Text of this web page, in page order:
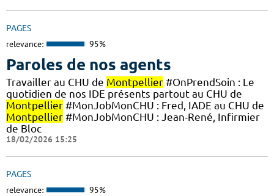
PAGES
relevance: 95%
Paroles de nos agents
Travailler au CHU de Montpellier #OnPrendSoin : Le
quotidien de nos IDE présents partout au CHU de
Montpellier #MonJobMonCHU : Fred, IADE au CHU de
Montpellier #MonJobMonCHU : Jean-René, Infirmier
de Bloc
18/02/2026 15:25
PAGES
relevance: 95%